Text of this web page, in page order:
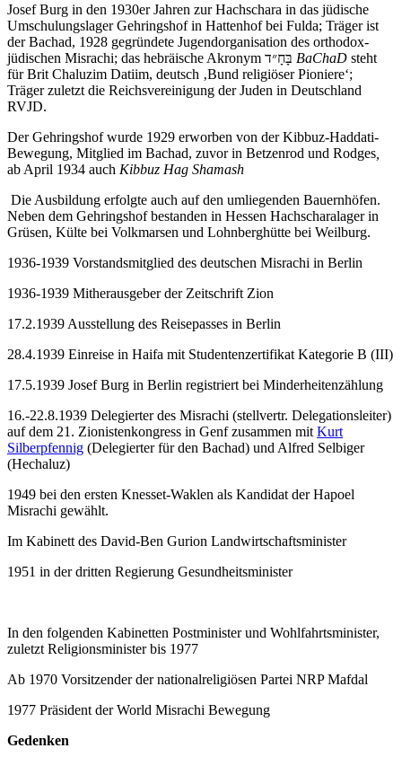
Josef Burg in den 1930er Jahren zur Hachschara in das jüdische
Umschulungslager Gehringshof in Hattenhof bei Fulda; Träger ist
der Bachad, 1928 gegründete Jugendorganisation des orthodox-
BaChaD steht
für Brit Chaluzim Datiim, deutsch ‚Bund religiöser Pioniere‘;
Träger zuletzt die Reichsvereinigung der Juden in Deutschland
RVJD.
Der Gehringshof wurde 1929 erworben von der Kibbuz-Haddati-
Bewegung, Mitglied im Bachad, zuvor in Betzenrod und Rodges
ab April 1934 auch Kibbuz Hag Shamash
Die Ausbildung erfolgte auch auf den umliegenden Bauernhöfen.
Neben dem Gehringshof bestanden in Hessen Hachscharalager in
Grüsen, Külte bei Volkmarsen und Lohnberghütte bei Weilburg.
1936-1939 Vorstandsmitglied des deutschen Misrachi in Berlin
1936-1939 Mitherausgeber der Zeitschrift Zion
17.2.1939 Ausstellung des Reisepasses in Berlin
28.4.1939 Einreise in Haifa mit Studentenzertifikat Kategorie B (III)
17.5.1939 Josef Burg in Berlin registriert bei Minderheitenzählung
16.-22.8.1939 Delegierter des Misrachi (stellvertr. Delegationsleiter)
auf dem 21. Zionistenkongress in Genf zusammen mit Kurt
Silberpfennig (Delegierter für den Bachad) und Alfred Selbiger
(Hechaluz)
1949 bei den ersten Knesset-Waklen als Kandidat der Hapoel
Misrachi gewählt.
Im Kabinett des David-Ben Gurion Landwirtschaftsminister
1951 in der dritten Regierung Gesundheitsminister
In den folgenden Kabinetten Postminister und Wohlfahrtsminister,
zuletzt Religionsminister bis 1977
Ab 1970 Vorsitzender der nationalreligiösen Partei NRP Mafdal
1977 Präsident der World Misrachi Bewegung
Gedenken